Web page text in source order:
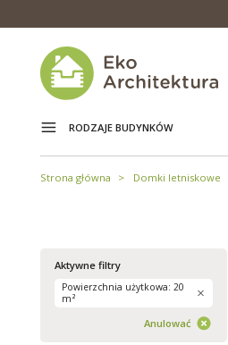
RODZAJE BUDYNKÓW
Strona główna Domki letniskowe
Aktywne filtry
Powierzchnia użytkowa: 20
m²
Anulować